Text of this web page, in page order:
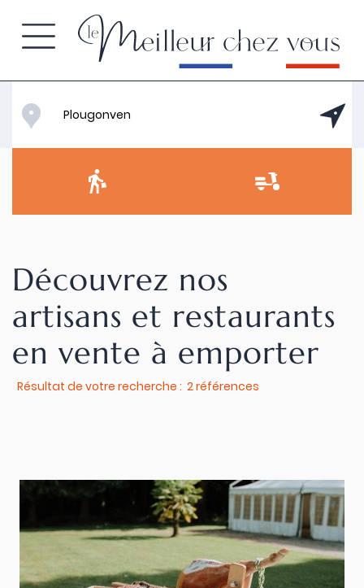
Découvrez nos
artisans et restaurants
en vente à emporter
Résultat de votre recherche : 2 références